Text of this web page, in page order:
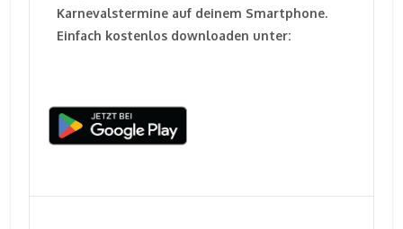
Karnevalstermine auf deinem Smartphone.
Einfach kostenlos downloaden unter: